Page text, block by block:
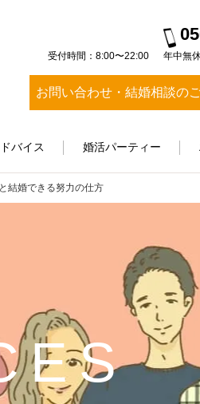
受付時間：8:00〜22:00 年中無
お問い合わせ・結婚相談の
バイス 婚活パーティー
結婚できる努力の仕方